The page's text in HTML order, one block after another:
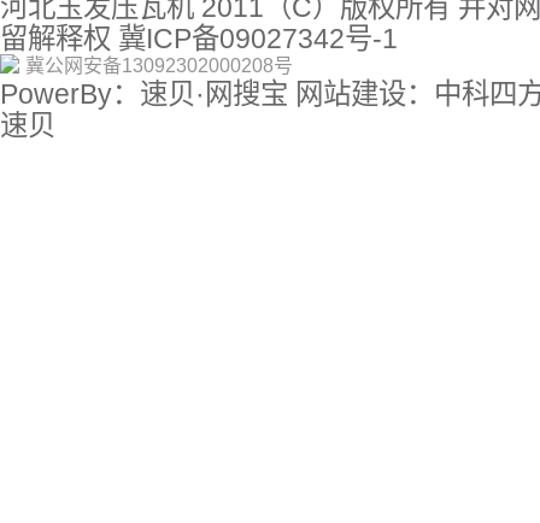
河北玉发压瓦机 2011（C）版权所有 并对
留解释权 冀ICP备09027342号-1
冀公网安备13092302000208号
PowerBy：速贝·网搜宝 网站建设：中科四
速贝